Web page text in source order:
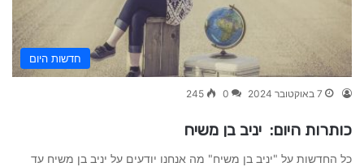
חדשות היום
7 באוקטובר 2024 0
245
כותרות היום: יניב בן משיח
כל החדשות על "יניב בן משיח" מה אנחנו יודעים על יניב בן משיח עד